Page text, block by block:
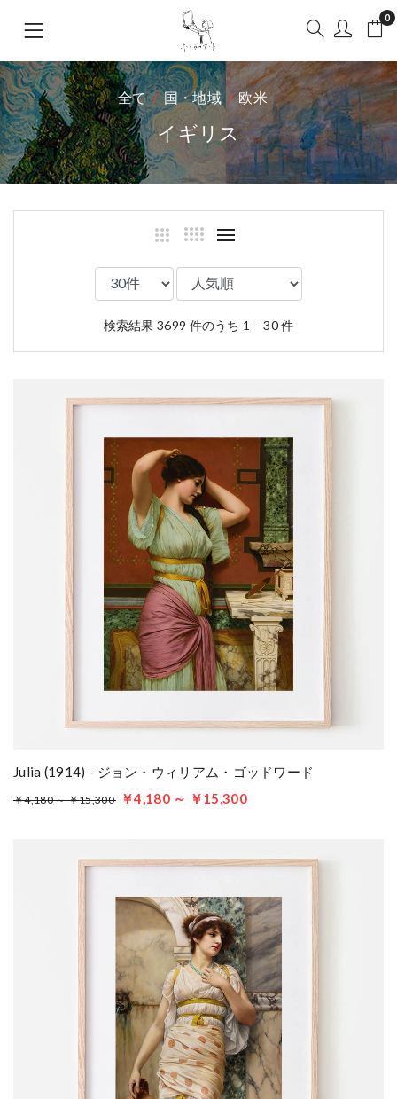
0
全て 国・地域 欧米
イギリス
検索結果 3699 件のうち 1 – 30 件
Julia (1914) - ジョン・ウィリアム・ゴッドワード
￥4,180 ～ ￥15,300 ￥4,180 ～ ￥15,300